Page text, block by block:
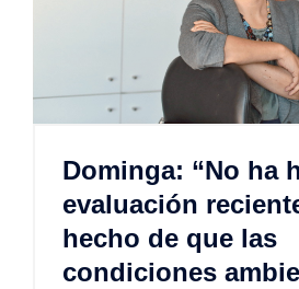
Dominga: “No ha
evaluación
hecho de que las
condiciones